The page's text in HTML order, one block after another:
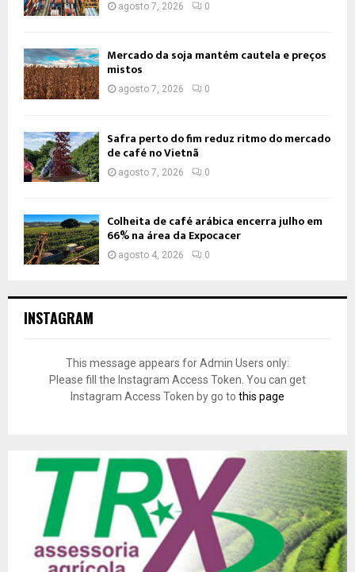
agosto 7, 2026 0
Mercado da soja mantém cautela e preços
mistos
agosto 7, 2026 0
Safra perto do fim reduz ritmo do mercado
de café no Vietnã
agosto 7, 2026 0
Colheita de café arábica encerra julho em
66% na área da Expocacer
agosto 4, 2026 0
INSTAGRAM
This message appears for Admin Users only:
Please fill the Instagram Access Token. You can get
Instagram Access Token by go to this page